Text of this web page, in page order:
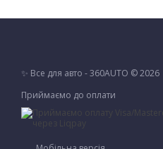
✨ Все для авто - 360AUTO © 2026
Приймаємо до оплати